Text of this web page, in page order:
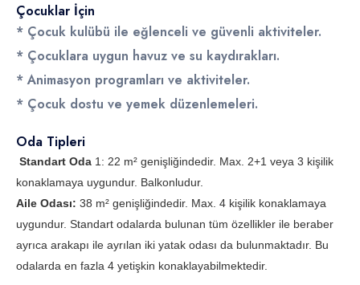
Çocuklar İçin
* Çocuk kulübü ile eğlenceli ve güvenli aktiviteler.
* Çocuklara uygun havuz ve su kaydırakları.
* Animasyon programları ve aktiviteler.
* Çocuk dostu ve yemek düzenlemeleri.
Oda Tipleri
Standart Oda 1: 22 m² genişliğindedir. Max. 2+1 veya 3 kişilik
konaklamaya uygundur. Balkonludur.
Aile Odası: 38 m² genişliğindedir. Max. 4 kişilik konaklamaya
uygundur. Standart odalarda bulunan tüm özellikler ile beraber
ayrıca arakapı ile ayrılan iki yatak odası da bulunmaktadır. Bu
odalarda en fazla 4 yetişkin konaklayabilmektedir.